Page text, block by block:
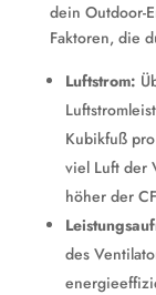
dein Outdoor-
Faktoren, die
Luftstrom:
Kubikfuß
viel Luft der
höher der
des